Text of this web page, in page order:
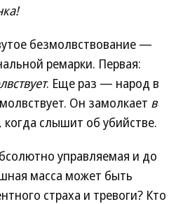
безмолвствование —
ремарки. Первая:
. Еще раз — народ в
Он замолкает в
слышит об убийстве.
управляемая и до
масса может быть
страха и тревоги? Кто